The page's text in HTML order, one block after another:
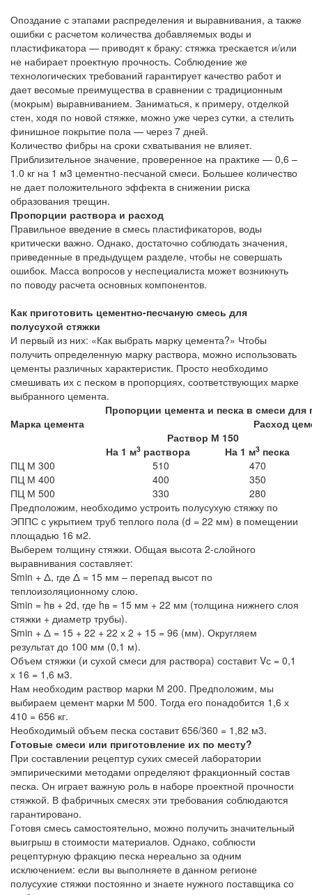
Опоздание с этапами распределения и выравнивания, а также
ошибки с расчетом количества добавляемых воды и
пластификатора — приводят к браку: стяжка трескается и/или
не набирает проектную прочность. Соблюдение же
технологических требований гарантирует качество работ и
дает весомые преимущества в сравнении с традиционным
(мокрым) выравниванием. Заниматься, к примеру, отделкой
стен, ходя по новой стяжке, можно уже через сутки, а стелить
финишное покрытие пола — через 7 дней.
Количество фибры на сроки схватывания не влияет.
Приблизительное значение, проверенное на практике — 0,6 –
1.0 кг на 1 м3 цементно-песчаной смеси. Большее количество
не дает положительного эффекта в снижении риска
образования трещин.
Пропорции раствора и расход
Правильное введение в смесь пластификаторов, воды
критически важно. Однако, достаточно соблюдать значения,
приведенные в предыдущем разделе, чтобы не совершать
ошибок. Масса вопросов у неспециалиста может возникнуть
по поводу расчета основных компонентов.
Как приготовить цементно-песчаную смесь для
полусухой стяжки
И первый из них: «Как выбрать марку цемента?» Чтобы
получить определенную марку раствора, можно использовать
цементы различных характеристик. Просто необходимо
смешивать их с песком в пропорциях, соответствующих марке
выбранного цемента.
Пропорции цемента и песка в смеси для
Марка цемента
Расход
Раствор М 150
На 1 м3 раствора На 1 м3 песка
ПЦ М 300
510
470
ПЦ М 400
400
350
ПЦ М 500
330
280
Предположим, необходимо устроить полусухую стяжку по
ЭППС с укрытием труб теплого пола (d = 22 мм) в помещении
площадью 16 м2.
Выберем толщину стяжки. Общая высота 2-слойного
выравнивания составляет:
Smin + Δ, где Δ = 15 мм – перепад высот по
теплоизоляционному слою.
Smin = hв + 2d, где hв = 15 мм + 22 мм (толщина нижнего слоя
стяжки + диаметр трубы).
Smin + Δ = 15 + 22 + 22 х 2 + 15 = 96 (мм). Округляем
результат до 100 мм (0,1 м).
Объем стяжки (и сухой смеси для раствора) составит Vс = 0,1
х 16 = 1,6 м3.
Нам необходим раствор марки М 200. Предположим, мы
выбираем цемент марки М 500. Тогда его понадобится 1,6 х
410 = 656 кг.
Необходимый объем песка составит 656/360 = 1,82 м3.
Готовые смеси или приготовление их по месту?
При составлении рецептур сухих смесей лаборатории
эмпирическими методами определяют фракционный состав
песка. Он играет важную роль в наборе проектной прочности
стяжкой. В фабричных смесях эти требования соблюдаются
гарантировано.
Готовя смесь самостоятельно, можно получить значительный
выигрыш в стоимости материалов. Однако, соблюсти
рецептурную фракцию песка нереально за одним
исключением: если вы выполняете в данном регионе
полусухие стяжки постоянно и знаете нужного поставщика со